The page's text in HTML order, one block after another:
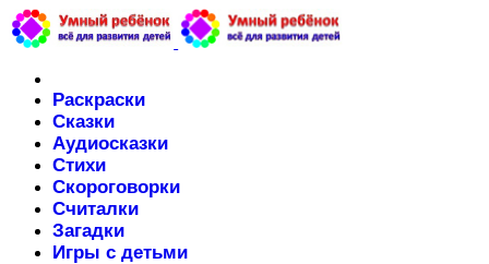
Раскраски
Сказки
Аудиосказки
Стихи
Скороговорки
Считалки
Загадки
Игры с детьми